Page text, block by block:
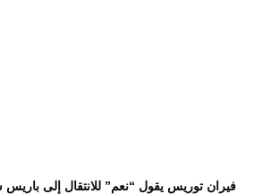
فيران توريس يقول “نعم” للانتقال إلى